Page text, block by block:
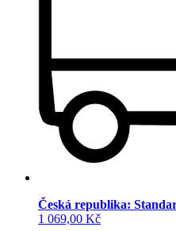
Česká republika:
1 069,00 Kč